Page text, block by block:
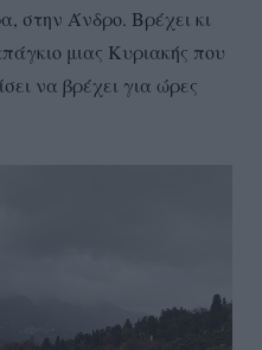
στην Άνδρο. Βρέχει κι
μιας Κυριακής που
να βρέχει για ώρες